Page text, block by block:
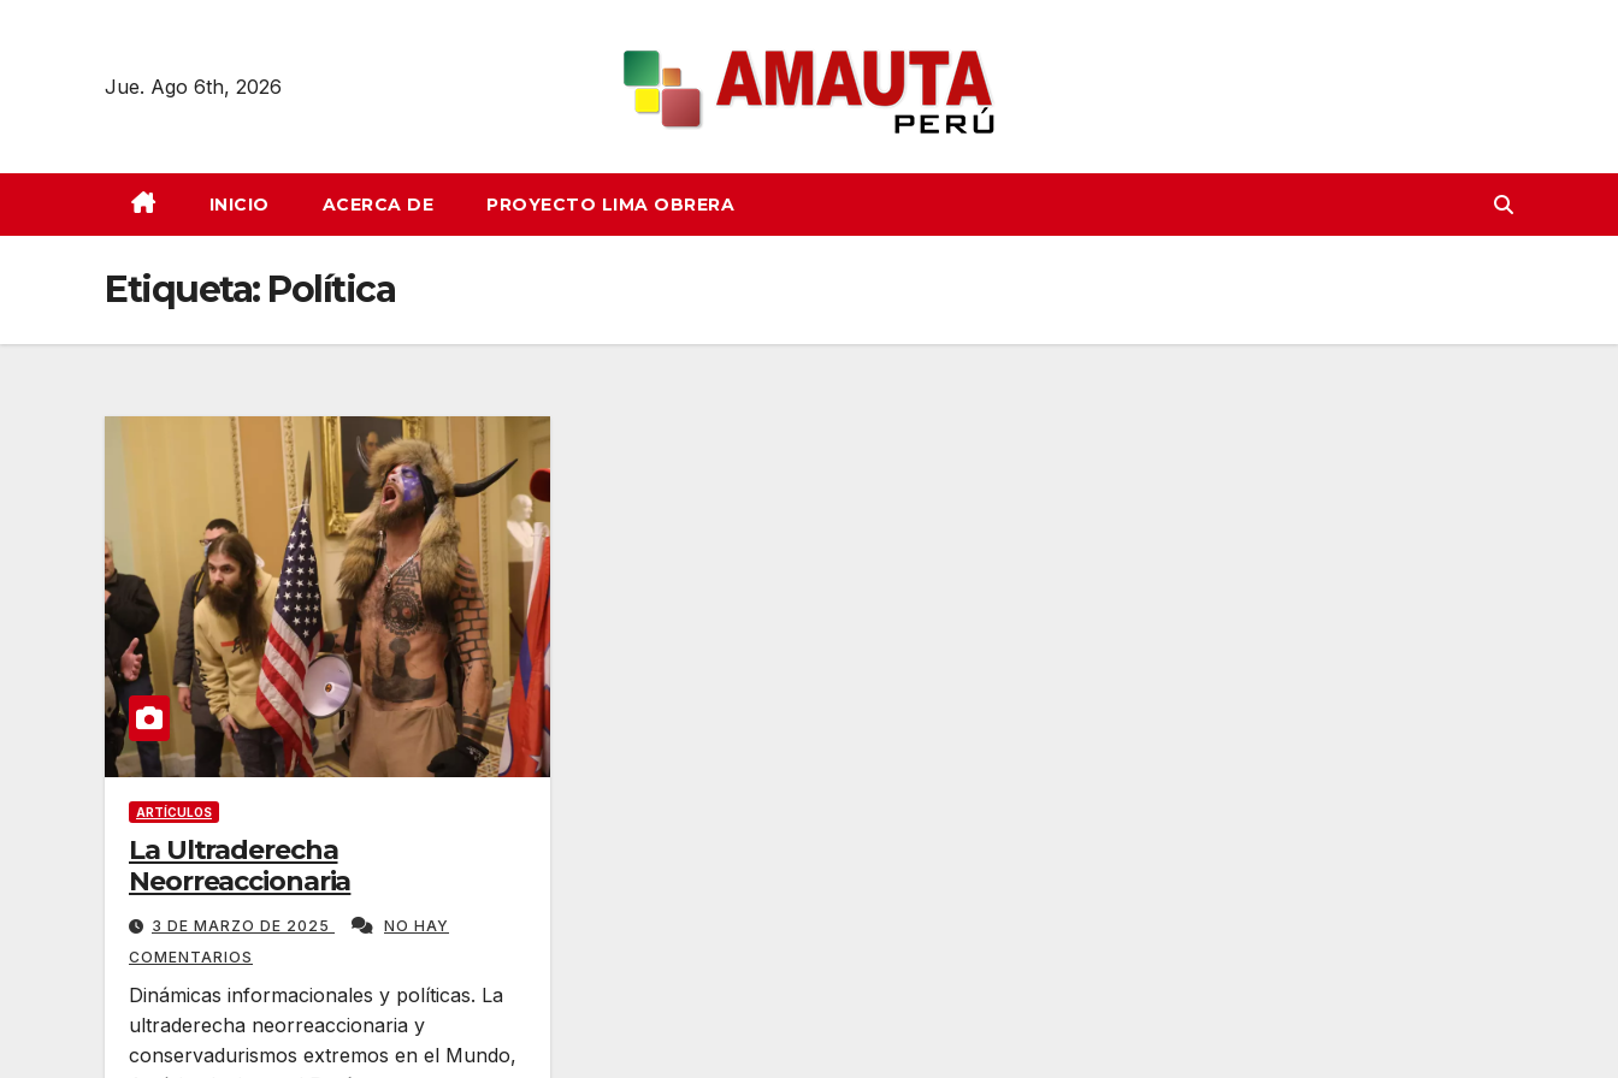
Jue. Ago 6th, 2026
INICIO ACERCA DE PROYECTO LIMA OBRERA
Etiqueta: Política
ARTÍCULOS
La Ultraderecha
Neorreaccionaria
3 DE MARZO DE 2025
NO HAY
COMENTARIOS
Dinámicas informacionales y políticas. La
ultraderecha neorreaccionaria y
conservadurismos extremos en el Mundo,